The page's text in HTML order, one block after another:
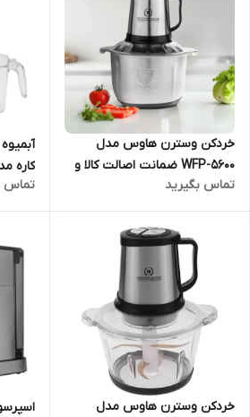
خردکن وسترن هاوس مدل
WFP-5600 ضمانت اصالت کالا و
ماهه مارکو تجارت
تماس بگیرید
اصالت
گارانتی 18 ماهه مارکو
تماس
خردکن وسترن هاوس مدل